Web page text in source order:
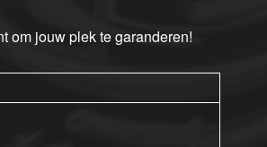
om jouw plek te garanderen!